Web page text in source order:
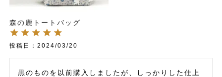
森の鹿トートバッグ
投稿日 2024/03/20
黒のものを以前購入しましたが、しっかりした仕上